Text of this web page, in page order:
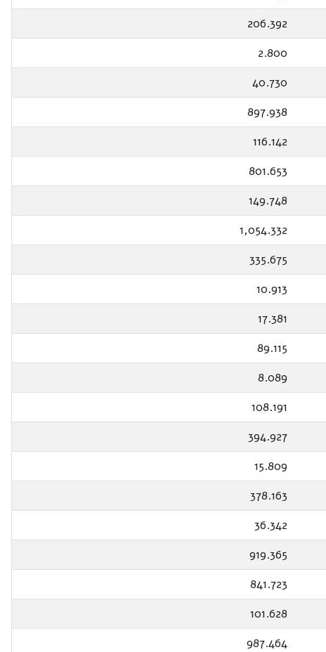
206.392
2.800
40.730
897.938
116.142
801.653
149.748
1,054.332
335.675
10.913
17.381
89.115
8.089
108.191
394.927
15.809
378.163
36.342
919.365
841.723
101.628
987.464